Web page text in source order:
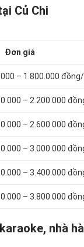
Củ Chi
Đơn giá
– 1.800.000
– 2.200.000
– 2.600.000
– 3.000.000
– 3.400.000
– 3.800.000
nhà